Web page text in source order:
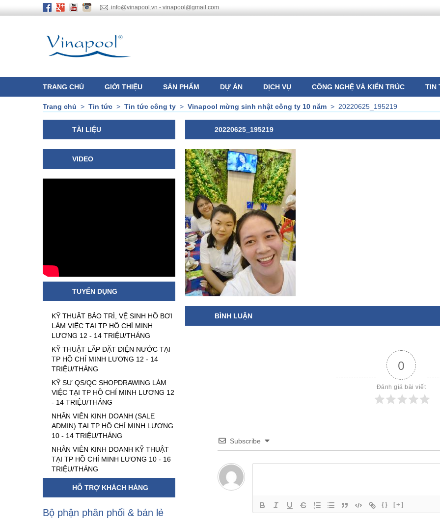
info@vinapool.vn - vinapool@gmail.com
TRANG CHỦ GIỚI THIỆU SẢN PHẨM DỰ ÁN DỊCH VỤ CÔNG NGHỆ VÀ KIẾN TRÚC TIN
Trang chủ > Tin tức > Tin tức công ty > Vinapool mừng sinh nhật công ty 10 năm > 20220625_195219
TÀI LIỆU
VIDEO
TUYỂN DỤNG
KỸ THUẬT BẢO TRÌ, VỆ SINH HỒ BƠI
LÀM VIỆC TẠI TP HỒ CHÍ MINH
LƯƠNG 12 - 14 TRIỆU/THÁNG
KỸ THUẬT LẮP ĐẶT ĐIỆN NƯỚC TẠI
TP HỒ CHÍ MINH LƯƠNG 12 - 14
TRIỆU/THÁNG
KỸ SƯ QS/QC SHOPDRAWING LÀM
VIỆC TẠI TP HỒ CHÍ MINH LƯƠNG 12
- 14 TRIỆU/THÁNG
NHÂN VIÊN KINH DOANH (SALE
ADMIN) TẠI TP HỒ CHÍ MINH LƯƠNG
10 - 14 TRIỆU/THÁNG
NHÂN VIÊN KINH DOANH KỸ THUẬT
TẠI TP HỒ CHÍ MINH LƯƠNG 10 - 16
TRIỆU/THÁNG
HỖ TRỢ KHÁCH HÀNG
Bộ phận phân phối & bán lẻ
20220625_195219
BÌNH LUẬN
0
Đánh giá bài viết
Subscribe
{} [+]